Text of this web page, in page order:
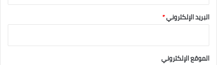
البريد الإلكتروني*
الموقع الإلكتروني